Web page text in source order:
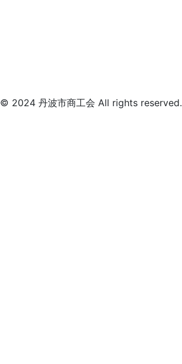
© 2024 丹波市商工会 All rights reserved.